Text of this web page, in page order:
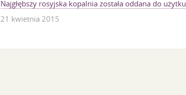
Najgłębszy rosyjska kopalnia została oddana do użytku
21 kwietnia 2015